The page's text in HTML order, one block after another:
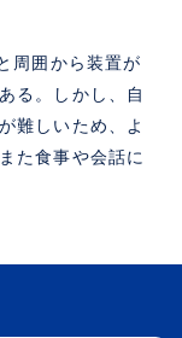
周囲から装置が
る。しかし、自
難しいため、よ
た食事や会話に